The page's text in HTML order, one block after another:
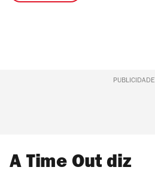
PUBLICIDADE
A Time Out diz